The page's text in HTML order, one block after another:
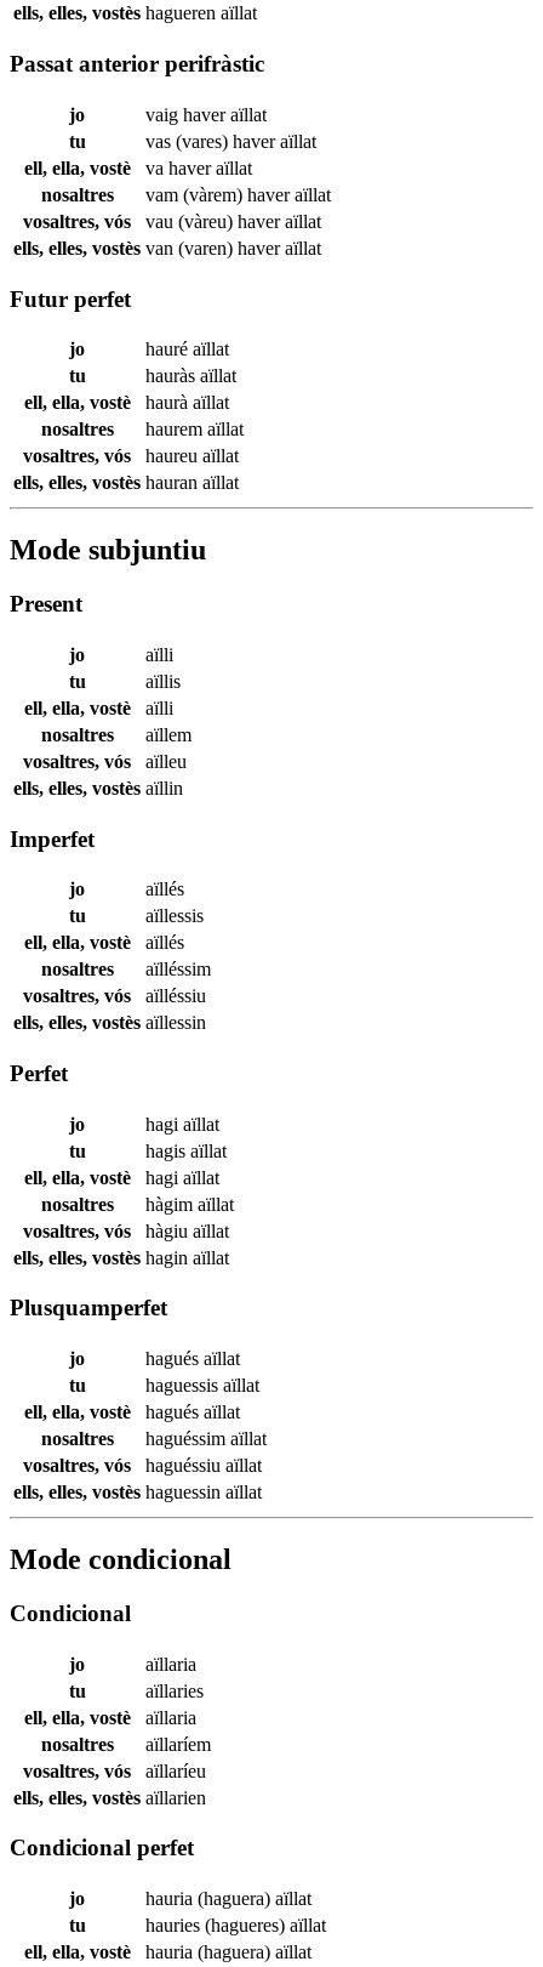
ells, elles, vostès hagueren aïllat
Passat anterior perifràstic
jo vaig haveraïllat
tu
vas (vares) haveraïllat
ell, ella, vostè
va haveraïllat
nosaltres
vam (vàrem) haveraïllat
vosaltres, vós
vau (vàreu) haveraïllat
ells, elles, vostès van (varen) haveraïllat
Futur perfet
jo hauré aïllat
tu
hauràs aïllat
ell, ella, vostè
haurà aïllat
nosaltres
haurem aïllat
vosaltres, vós
haureu aïllat
ells, elles, vostès hauran aïllat
Mode subjuntiu
Present
jo
aïlli
tu
aïllis
ell, ella, vostè
aïlli
nosaltres
aïllem
vosaltres, vós
aïlleu
ells, elles, vostès aïllin
Imperfet
jo
aïllés
tu
aïllessis
ell, ella, vostè
aïllés
nosaltres
aïlléssim
vosaltres, vós
aïlléssiu
ells, elles, vostès aïllessin
Perfet
jo hagi aïllat
tu
hagis aïllat
ell, ella, vostè
hagi aïllat
nosaltres
hàgim aïllat
vosaltres, vós
hàgiu aïllat
ells, elles, vostès hagin aïllat
Plusquamperfet
jo hagués aïllat
tu
haguessis aïllat
ell, ella, vostè
hagués aïllat
nosaltres
haguéssim aïllat
vosaltres, vós
haguéssiu aïllat
ells, elles, vostès haguessin aïllat
Mode condicional
Condicional
jo
aïllaria
tu
aïllaries
ell, ella, vostè
aïllaria
nosaltres
aïllaríem
vosaltres, vós
aïllaríeu
ells, elles, vostès aïllarien
Condicional perfet
jo hauria (haguera) aïllat
tu
hauries (hagueres) aïllat
ell, ella, vostè
hauria (haguera) aïllat